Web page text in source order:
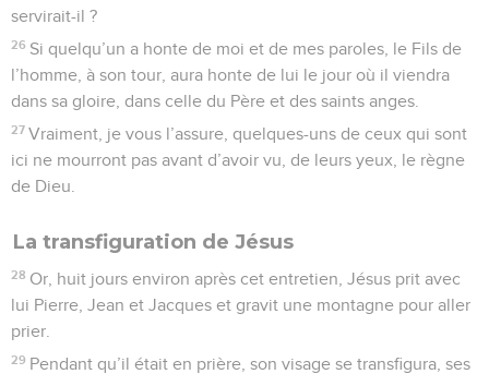
servirait-il ?
26 Si quelqu’un a honte de moi et de mes paroles, le Fils de
l’homme, à son tour, aura honte de lui le jour où il viendra
dans sa gloire, dans celle du Père et des saints anges.
27 Vraiment, je vous l’assure, quelques-uns de ceux qui sont
ici ne mourront pas avant d’avoir vu, de leurs yeux, le règne
de Dieu.
La transfiguration de Jésus
28 Or, huit jours environ après cet entretien, Jésus prit avec
lui Pierre, Jean et Jacques et gravit une montagne pour aller
prier.
29 Pendant qu’il était en prière, son visage se transfigura, ses